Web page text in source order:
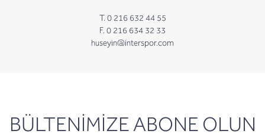
T. 0 216 632 44 55
F. 0 216 634 32 33
huseyin@interspor.com
BÜLTENİMİZE ABONE OLUN
newsletter